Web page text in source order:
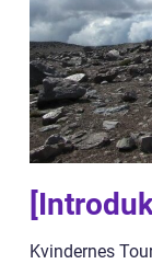
Kvindernes